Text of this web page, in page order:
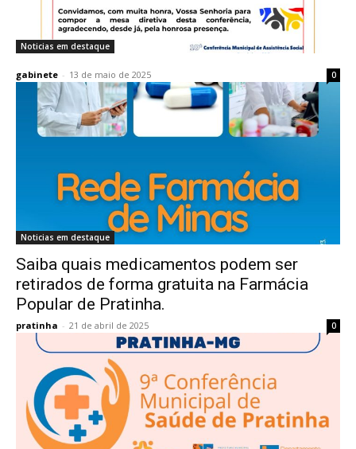
Noticias em destaque
gabinete - 13 de maio de 2025 0
Noticias em destaque
Saiba quais medicamentos podem ser
retirados de forma gratuita na Farmácia
Popular de Pratinha.
pratinha - 21 de abril de 2025 0